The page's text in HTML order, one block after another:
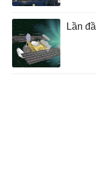
Lần